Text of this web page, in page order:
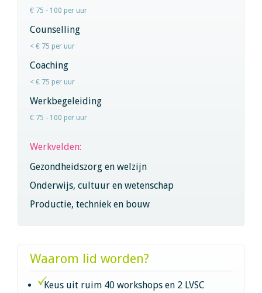
€ 75 - 100 per uur
Counselling
< € 75 per uur
Coaching
< € 75 per uur
Werkbegeleiding
€ 75 - 100 per uur
Werkvelden:
Gezondheidszorg en welzijn
Onderwijs, cultuur en wetenschap
Productie, techniek en bouw
Waarom lid worden?
Keus uit ruim 40 workshops en 2 LVSC